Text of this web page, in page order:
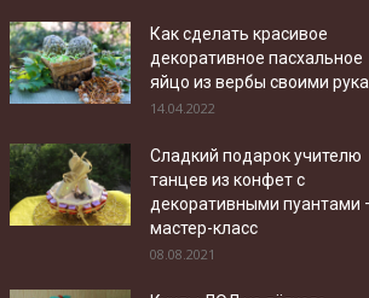
Как сделать красивое
декоративное пасхальное
яйцо из вербы своими
14.04.2022
Сладкий подарок учителю
танцев из конфет с
декоративными пуантами
мастер-класс
08.08.2021